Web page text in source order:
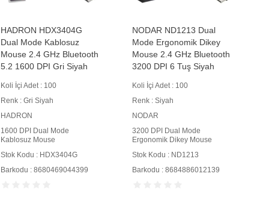
NODAR ND1213 Dual
Mode Ergonomik Dikey
Mouse 2.4 GHz Bluetooth
3200 DPI 6 Tuş Siyah
Koli İçi Adet : 100
Renk : Siyah
NODAR
3200 DPI Dual Mode
Ergonomik Dikey Mouse
Stok Kodu : ND1213
Barkodu : 8684886012139
HADRON HDX3408P
Kablosuz Mouse 2.4 GHz
1600 DPI Altın
Renk : Altın
HADRON
1600 DPI Kablosuz Mouse
Stok Kodu : HDX3408P